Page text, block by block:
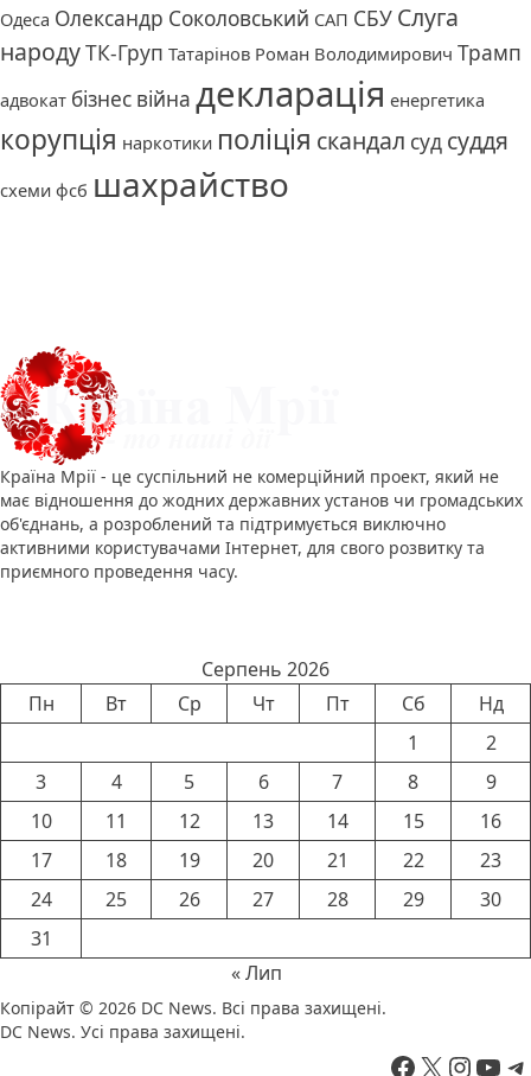
Одеса Олександр Соколовський САП СБУ Слуга
народуТК-Груп Татарінов Роман Володимирович Трамп
адвокат бізнес війна декларація енергетика
корупція наркотики поліція скандал суд суддя
схеми фсб шахрайство
Країна Мрії - це суспільний не комерційний проект, який не
має відношення до жодних державних установ чи громадських
об'єднань, а розроблений та підтримується виключно
активними користувачами Інтернет, для свого розвитку та
приємного проведення часу.
Серпень 2026
Пн
Вт Ср Чт Пт Сб
Нд
1
2
3
4 5 6 7 8
9
10
11 12 13 14 15
16
17
18 19 20 21 22
23
24
25 26 27 28 29
30
31
« Лип
Копірайт © 2026 DC News. Всі права захищені.
DC News. Усі права захищені.
Facebook
X